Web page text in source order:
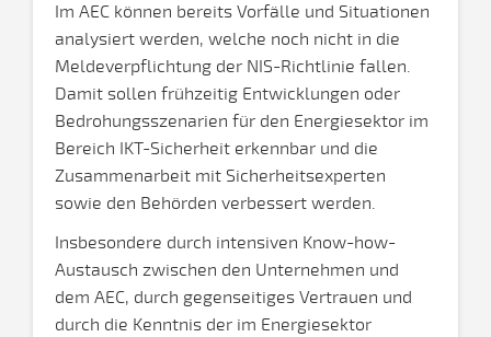
Im AEC können bereits Vorfälle und Situationen
analysiert werden, welche noch nicht in die
Meldeverpflichtung der NIS-Richtlinie fallen.
Damit sollen frühzeitig Entwicklungen oder
Bedrohungsszenarien für den Energiesektor im
Bereich IKT-Sicherheit erkennbar und die
Zusammenarbeit mit Sicherheitsexperten
sowie den Behörden verbessert werden.
Insbesondere durch intensiven Know-how-
Austausch zwischen den Unternehmen und
dem AEC, durch gegenseitiges Vertrauen und
durch die Kenntnis der im Energiesektor